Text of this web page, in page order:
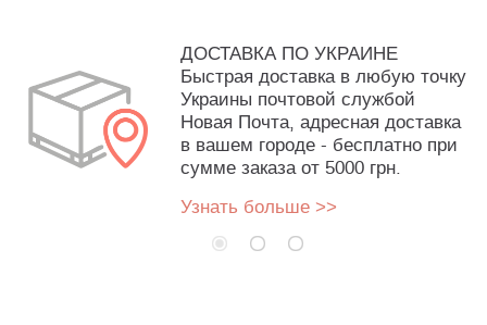
ДОСТАВКА ПО УКРАИНЕ
Быстрая доставка в любую точку
Украины почтовой службой
Новая Почта, адресная доставка
в вашем городе - бесплатно при
сумме заказа от 5000 грн.
Узнать больше >>